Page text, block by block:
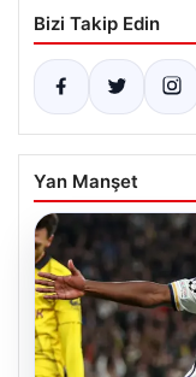
Bizi Takip Edin
Yan Manşet